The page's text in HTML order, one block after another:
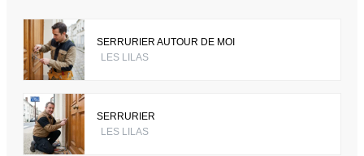
SERRURIER AUTOUR DE MOI
LES LILAS
SERRURIER
LES LILAS